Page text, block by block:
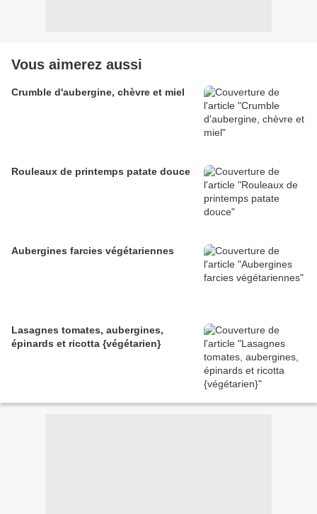
Vous aimerez aussi
Crumble d'aubergine, chèvre et miel
Rouleaux de printemps patate douce
Aubergines farcies végétariennes
Lasagnes tomates, aubergines,
épinards et ricotta {végétarien}